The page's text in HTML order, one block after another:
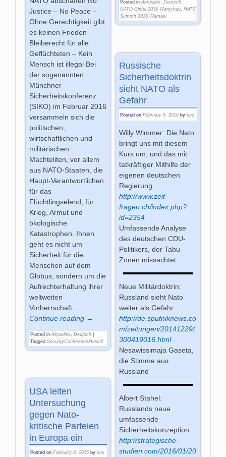
Posted in Aktuelles Deutsch,
NATO Gipfel 2016 Warschau, NATO
Summit 2016 Warsaw
Justice – No Peace –
Ohne Gerechtigkeit gibt
es keinen Frieden
Bleiberecht für alle
Geflüchteten – Kein
Mensch ist illegal Bei
der sogenannten
Münchner
Sicherheitskonferenz
(SIKO) im Februar 2016
versammeln sich die
politischen,
wirtschaftlichen und
militärischen
Machteliten, vor allem
aus NATO-Staaten, die
Haupt-Verantwortlichen
für das
Flüchtlingselend, für
Krieg, Armut und
ökologische
Katastrophen. Ihnen
geht es nicht um
Sicherheit für die
Menschen auf dem
Globus, sondern um die
Aufrechterhaltung ihrer
weltweiten
Vorherrschaft. …
Continue reading →
Posted in Aktuelles,Deutsch
Tagged SecurityConferenceMunich
Russische
Sicherheitsdoktrin
sieht NATO als
Gefahr
Posted on February 8, 2016 by tine
Willy Wimmer: Die Nato
bringt uns mit diesem
Kurs um, und das mit
tatkräftiger Mithilfe der
eigenen deutschen
Regierung:
http://www.zeit-
fragen.ch/index.php?
id=2354
Umfassende Analyse
des deutschen CDU-
Politikers, der Tabu-
Zonen missachtet
Neue Militärdoktrin:
Russland sieht Nato
weiter als Gefahr:
http://de.sputniknews.co
m/zeitungen/20141229/
300419016.html
Nesawissimaja Gaseta,
die Stimme aus
Russland
Albert Stahel:
Russlands neue
umfassende
Sicherheitskonzeption:
http://strategische-
studien.com/2016/01/20
USA leiten
Untersuchung
gegen Nato-
kritische Parteien
in Europa ein
Posted onFebruary 8, 2016 bytine